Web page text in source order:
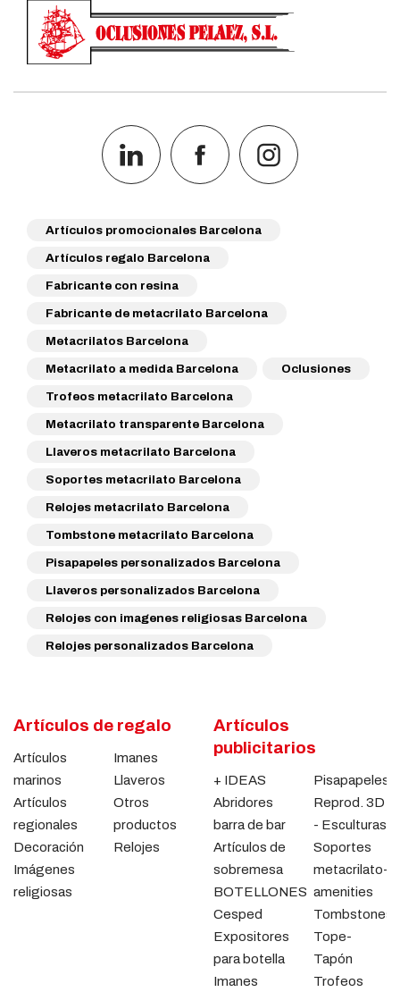
Artículos promocionales Barcelona
Artículos regalo Barcelona
Fabricante con resina
Fabricante de metacrilato Barcelona
Metacrilatos Barcelona
Metacrilato a medida Barcelona
Oclusiones
Trofeos metacrilato Barcelona
Metacrilato transparente Barcelona
Llaveros metacrilato Barcelona
Soportes metacrilato Barcelona
Relojes metacrilato Barcelona
Tombstone metacrilato Barcelona
Pisapapeles personalizados Barcelona
Llaveros personalizados Barcelona
Relojes con imagenes religiosas Barcelona
Relojes personalizados Barcelona
Artículos de regalo
Artículos
marinos
Artículos
regionales
Decoración
Imágenes
religiosas
Imanes
Llaveros
Otros
productos
Relojes
Artículos
publicitarios
+ IDEAS
Abridores
barra de bar
Artículos de
sobremesa
BOTELLONES
Cesped
Expositores
para botella
Imanes
Pisapapeles
Reprod. 3D
- Esculturas
Soportes
metacrilato-
amenities
Tombstones
Tope-
Tapón
Trofeos